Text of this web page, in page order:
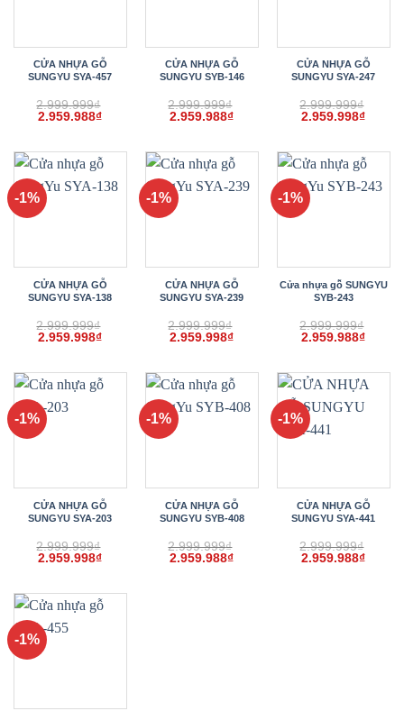
CỬA NHỰA GỖ
SUNGYU SYA-457
2.999.999₫
Giá
2.999.999₫.
2.959.988₫Giá
là:
2.959.988₫.
CỬA NHỰA GỖ
SUNGYU SYB-146
2.999.999₫
Giá
2.999.999₫.
2.959.988₫Giá
là:
2.959.988₫.
CỬA NHỰA GỖ
SUNGYU SYA-247
2.999.999₫
Giá
2.999.999₫.
2.959.998₫Giá
là:
-1%
CỬA NHỰA GỖ
SUNGYU SYA-138
2.999.999₫
Giá
2.999.999₫.
2.959.998₫Giá
là:
2.959.998₫.
-1%
CỬA NHỰA GỖ
SUNGYU SYA-239
2.999.999₫
Giá
2.999.999₫.
2.959.998₫Giá
là:
2.959.998₫.
-1%
Cửa nhựa gỗ SUNGYU
SYB-243
2.999.999₫
Giá
2.999.999₫.
2.959.988₫Giá
là:
-1%
CỬA NHỰA GỖ
SUNGYU SYA-203
2.999.999₫
Giá
2.999.999₫.
2.959.998₫Giá
là:
2.959.998₫.
-1%
CỬA NHỰA GỖ
SUNGYU SYB-408
2.999.999₫
Giá
2.959.988₫Giá
-1%
CỬA NHỰA GỖ
SUNGYU SYA-441
2.999.999₫
Giá
2.959.988₫Giá
-1%